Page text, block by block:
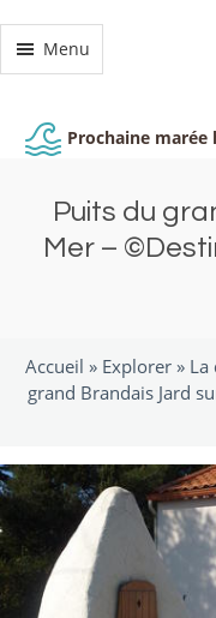
Menu
Prochaine marée
Puits du
Mer –
Accueil » Explorer» La
grand Brandais Jard